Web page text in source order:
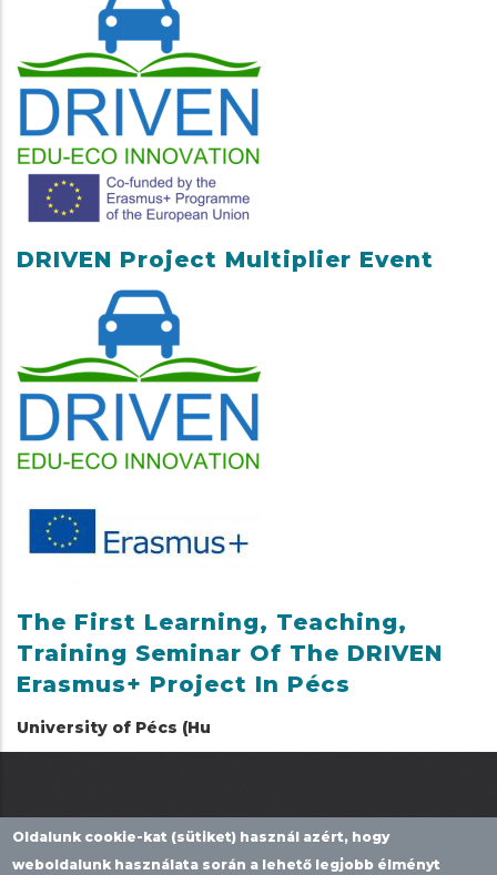
DRIVEN Project Multiplier Event
The First Learning, Teaching,
Training Seminar Of The DRIVEN
Erasmus+ Project In Pécs
University of Pécs (Hu
Oldalunk cookie-kat (sütiket) használ azért, hogy
weboldalunk használata során a lehető legjobb élményt